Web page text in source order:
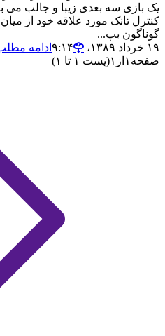
یک بازی سه بعدی زیبا و جالب می
کنترل تانک مورد علاقه خود از
گوناگون بپ...
۱۹ خرداد ۱۳۸۹،‏ ۹:۱۴
ادامه
صفحه ۱ از ۱(پست ۱ تا ۱)